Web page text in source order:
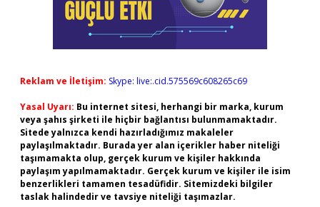
Reklam ve İletişim: Skype: live:.cid.575569c608265c69
Yasal Uyarı: Bu internet sitesi, herhangi bir marka, kurum
veya şahıs şirketi ile hiçbir bağlantısı bulunmamaktadır.
Sitede yalnızca kendi hazırladığımız makaleler
paylaşılmaktadır. Burada yer alan içerikler haber niteliği
taşımamakta olup, gerçek kurum ve kişiler hakkında
paylaşım yapılmamaktadır. Gerçek kurum ve kişiler ile isim
benzerlikleri tamamen tesadüfidir. Sitemizdeki bilgiler
taslak halindedir ve tavsiye niteliği taşımazlar.